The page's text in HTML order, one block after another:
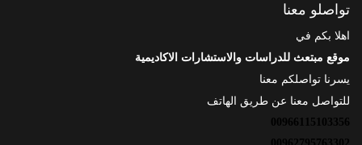
تواصلو معنا
اهلا بكم في
موقع مبتعث للدراسات والاستشارات الاكاديمية
يسرنا تواصلكم معنا
للتواصل معنا عن طريق الهاتف
00966115103356